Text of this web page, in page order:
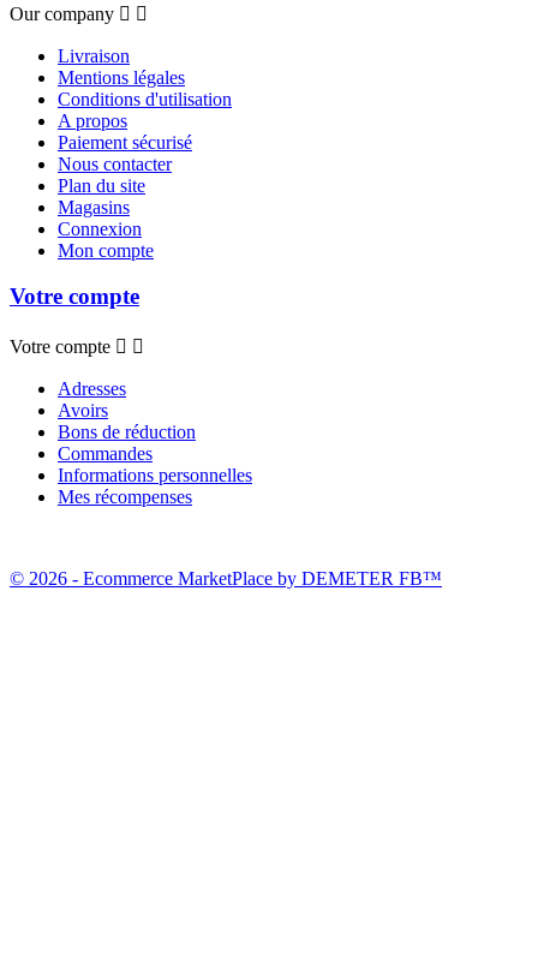
Our company  
Livraison
Mentions légales
Conditions d'utilisation
A propos
Paiement sécurisé
Nous contacter
Plan du site
Magasins
Connexion
Mon compte
Votre compte
Votre compte  
Adresses
Avoirs
Bons de réduction
Commandes
Informations personnelles
Mes récompenses
© 2026 - Ecommerce MarketPlace by DEMETER FB™